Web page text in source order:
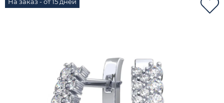
На заказ - от 15 дней